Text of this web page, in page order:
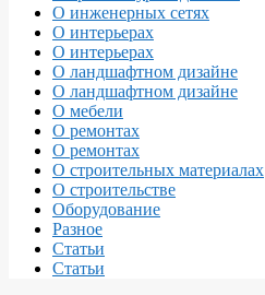
О инженерных сетях
О интерьерах
О интерьерах
О ландшафтном дизайне
О ландшафтном дизайне
О мебели
О ремонтах
О ремонтах
О строительных материалах
О строительстве
Оборудование
Разное
Статьи
Статьи